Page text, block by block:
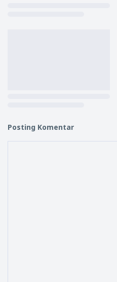
Posting Komentar